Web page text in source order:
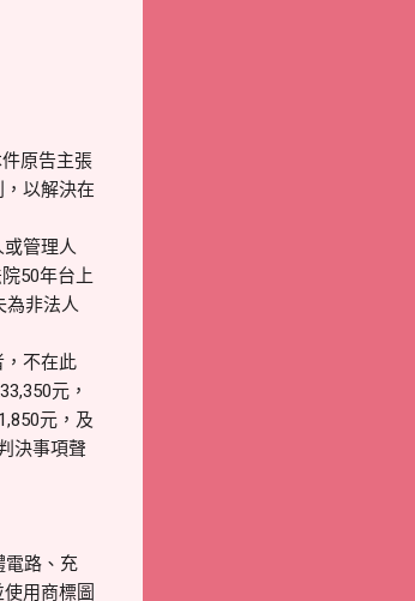
原告主張
以解決在
管理人
50年台上
為非法人
不在此
元，
元，及
決事項聲
路、充
用商標圖